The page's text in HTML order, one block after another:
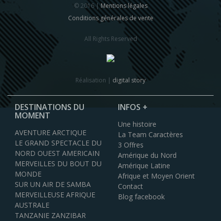
© 2016 |Mentions légales
Conditions générales de vente
All Rights Reserved
Réalisation | digital story
DESTINATIONS DU
MOMENT
AVENTURE ARCTIQUE
LE GRAND SPECTACLE DU
NORD OUEST AMERICAIN
MERVEILLES DU BOUT DU
MONDE
SUR UN AIR DE SAMBA
MERVEILLEUSE AFRIQUE
AUSTRALE
TANZANIE ZANZIBAR
INFOS +
Une histoire
La Team Caractères
3 Offres
Amérique du Nord
Amérique Latine
Afrique et Moyen Orient
Contact
Blog facebook